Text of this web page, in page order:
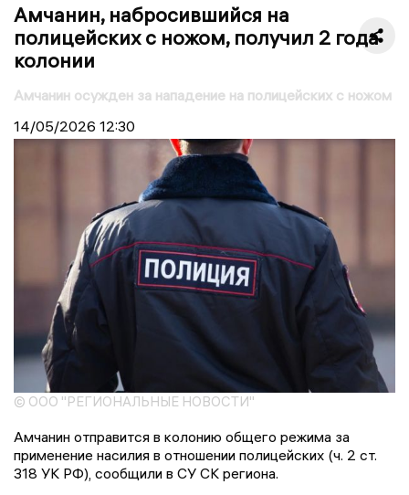
Амчанин, набросившийся на
полицейских с ножом, получил 2 года
колонии
Амчанин осужден за нападение на полицейских с ножом
14/05/2026 12:30
© ООО "РЕГИОНАЛЬНЫЕ НОВОСТИ"
Амчанин отправится в колонию общего режима за
применение насилия в отношении полицейских (ч. 2 ст.
318 УК РФ), сообщили в СУ СК региона.